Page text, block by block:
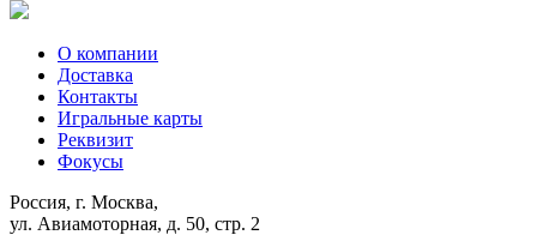
О компании
Доставка
Контакты
Игральные карты
Реквизит
Фокусы
Россия, г. Москва,
ул. Авиамоторная, д. 50, стр. 2